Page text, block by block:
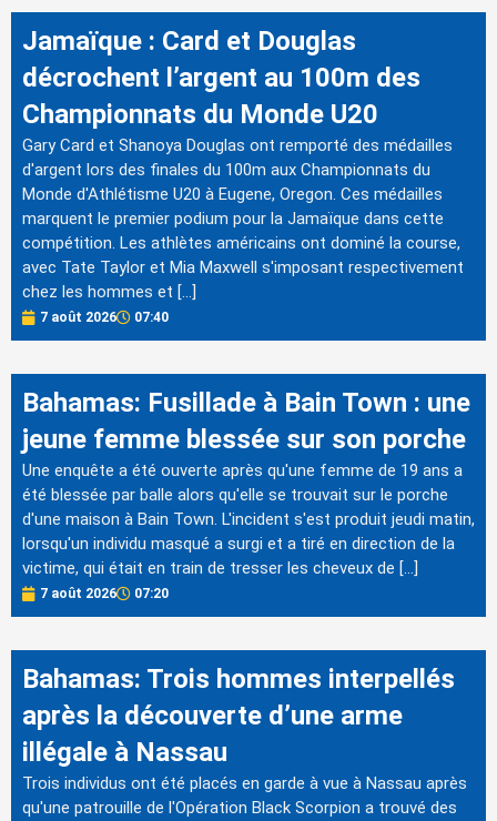
Jamaïque : Card et Douglas
décrochent l’argent au 100m des
Championnats du Monde U20
Gary Card et Shanoya Douglas ont remporté des médailles
d'argent lors des finales du 100m aux Championnats du
Monde d'Athlétisme U20 à Eugene, Oregon. Ces médailles
marquent le premier podium pour la Jamaïque dans cette
compétition. Les athlètes américains ont dominé la course,
avec Tate Taylor et Mia Maxwell s'imposant respectivement
chez les hommes et […]
7 août 2026 07:40
Bahamas: Fusillade à Bain Town : une
jeune femme blessée sur son porche
Une enquête a été ouverte après qu'une femme de 19 ans a
été blessée par balle alors qu'elle se trouvait sur le porche
d'une maison à Bain Town. L'incident s'est produit jeudi matin,
lorsqu'un individu masqué a surgi et a tiré en direction de la
victime, qui était en train de tresser les cheveux de […]
7 août 2026 07:20
Bahamas: Trois hommes interpellés
après la découverte d’une arme
illégale à Nassau
Trois individus ont été placés en garde à vue à Nassau après
qu'une patrouille de l'Opération Black Scorpion a trouvé des